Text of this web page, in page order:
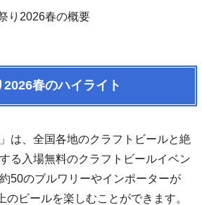
り2026春の概要
春のハイライト
は、全国各地のクラフトビールと絶
る入場無料のクラフトビールイベン
50のブルワリーやインポーターが
のビールを楽しむことができます。